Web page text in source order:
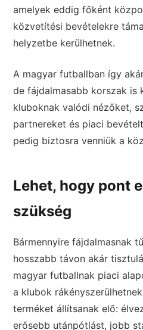
amelyek eddig főként
közvetítési bevételekre
helyzetbe kerülhetnek.
A magyar futballban így
de fájdalmasabb korszak is
kluboknak valódi nézőket,
partnereket és piaci
pedig biztosra venniük a
Lehet, hogy pont
szükség
Bármennyire fájdalmasnak
hosszabb távon akár
magyar futballnak piaci
a klubok
terméket állítsanak elő:
erősebb utánpótlást, jobb